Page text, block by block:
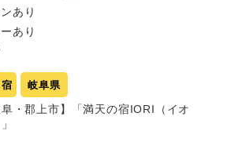
あり
あり
宿 岐阜県
阜・郡上市】「満天の宿IORI（イオ